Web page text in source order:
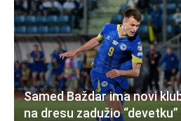
Samed Baždar ima novi
na dresu zadužio “devetku”